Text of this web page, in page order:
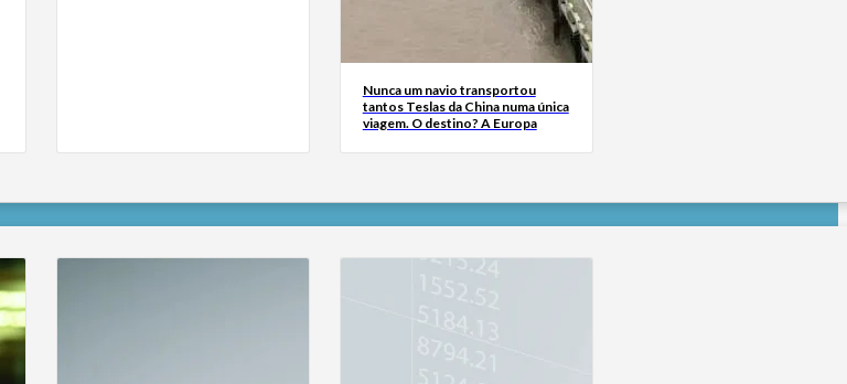
Nunca um navio transportou
tantos Teslas da China numa única
viagem. O destino? A Europa